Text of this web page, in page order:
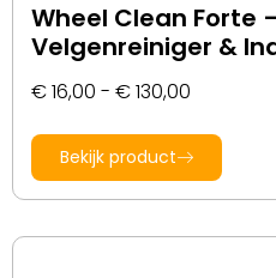
Wheel Clean Forte
Velgenreiniger &
€16,00 - €130,00
Bekijk product